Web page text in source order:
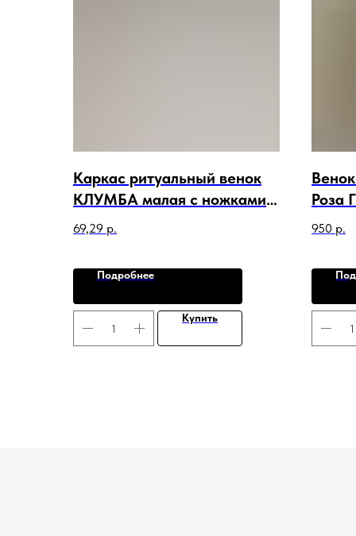
Каркас ритуальный венок
КЛУМБА малая с ножками в
уп.20шт. арт. C-20231
69,29 р.
Подробнее
Купить
Роза
950 р.